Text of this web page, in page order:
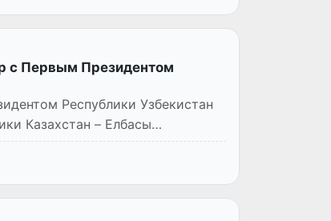
с Первым Президентом
Республики Узбекистан
Казахстан – Елбасы